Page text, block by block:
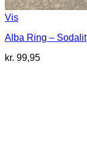
Vis
Alba Ring – Sodalit
kr. 99,95